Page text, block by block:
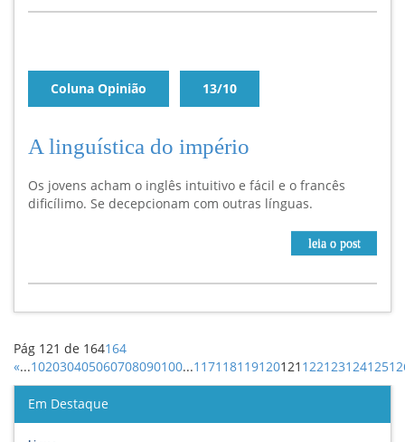
Coluna Opinião 13/10
A linguística do império
Os jovens acham o inglês intuitivo e fácil e o francês
dificílimo. Se decepcionam com outras línguas.
leia o post
Pág 121 de 164164
«...102030405060708090100...117118119120121 122123124125
Em Destaque